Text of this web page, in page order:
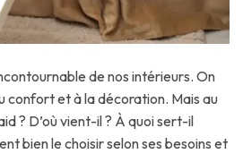
de nos intérieurs. On
confort et à la décoration. Mais au
? D’où vient-il ? À quoi sert-il
bien le choisir selon ses besoins et